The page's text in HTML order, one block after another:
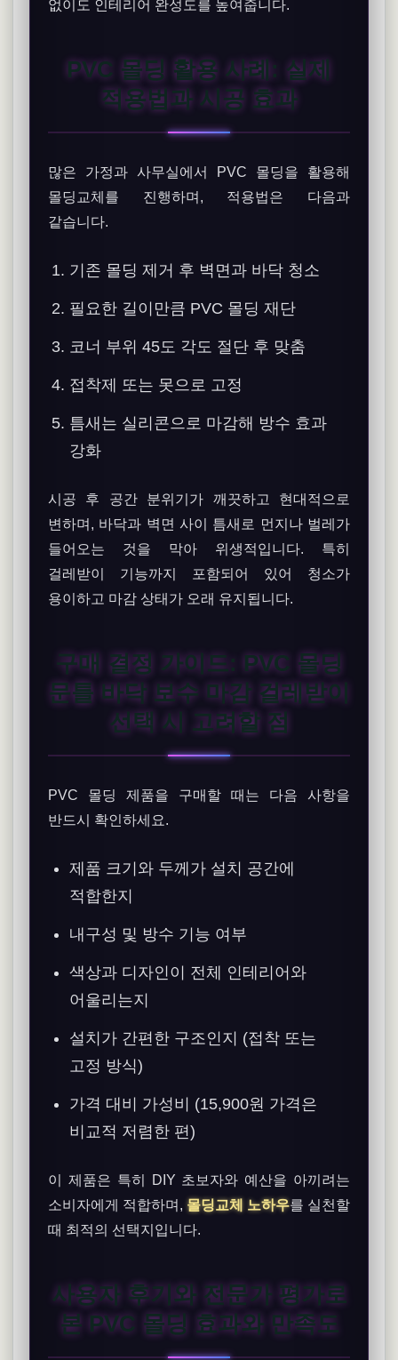
없이도 인테리어 완성도를 높여줍니다.
PVC 몰딩 활용 사례: 실제
적용법과 시공 효과
많은 가정과 사무실에서 PVC 몰딩을 활용해
몰딩교체를 진행하며, 적용법은 다음과
같습니다.
기존 몰딩 제거 후 벽면과 바닥 청소
필요한 길이만큼 PVC 몰딩 재단
코너 부위 45도 각도 절단 후 맞춤
접착제 또는 못으로 고정
틈새는 실리콘으로 마감해 방수 효과
강화
시공 후 공간 분위기가 깨끗하고 현대적으로
변하며, 바닥과 벽면 사이 틈새로 먼지나 벌레가
들어오는 것을 막아 위생적입니다. 특히
걸레받이 기능까지 포함되어 있어 청소가
용이하고 마감 상태가 오래 유지됩니다.
구매 결정 가이드: PVC 몰딩
문틀 바닥 보수 마감 걸레받이
선택 시 고려할 점
PVC 몰딩 제품을 구매할 때는 다음 사항을
반드시 확인하세요.
제품 크기와 두께가 설치 공간에
적합한지
내구성 및 방수 기능 여부
색상과 디자인이 전체 인테리어와
어울리는지
설치가 간편한 구조인지 (접착 또는
고정 방식)
가격 대비 가성비 (15,900원 가격은
비교적 저렴한 편)
이 제품은 특히 DIY 초보자와 예산을 아끼려는
소비자에게 적합하며, 몰딩교체 노하우를 실천할
때 최적의 선택지입니다.
사용자 후기와 전문가 평가로
본 PVC 몰딩 효과와 만족도